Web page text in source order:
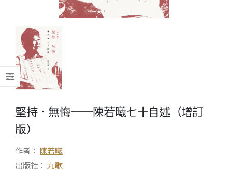
堅持．無悔──陳若曦七十自述（增訂
版）
作者： 陳若曦
出版社： 九歌